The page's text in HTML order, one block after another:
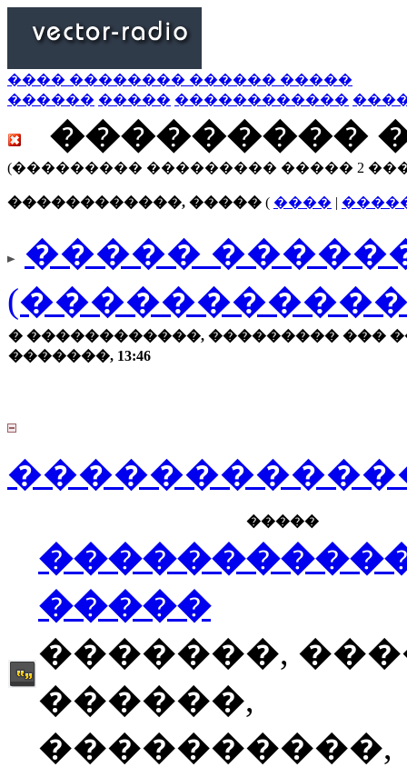
���� �������� ������ �����
������ ����� ������������
���������
(��������� ��������� ����� 2
������������, ����� ( ���� |
�����
� ������������, ��������� ���
�������, 13:46
�����
�����
�������,
������,
����������,